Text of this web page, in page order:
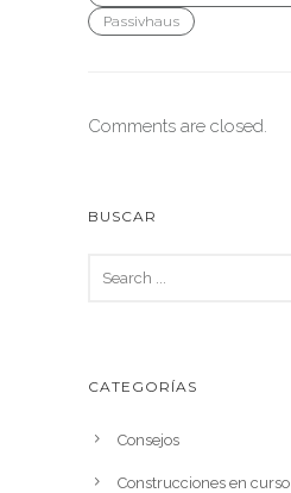
Passivhaus
Comments are closed.
BUSCAR
CATEGORÍAS
Consejos
Construcciones en curso